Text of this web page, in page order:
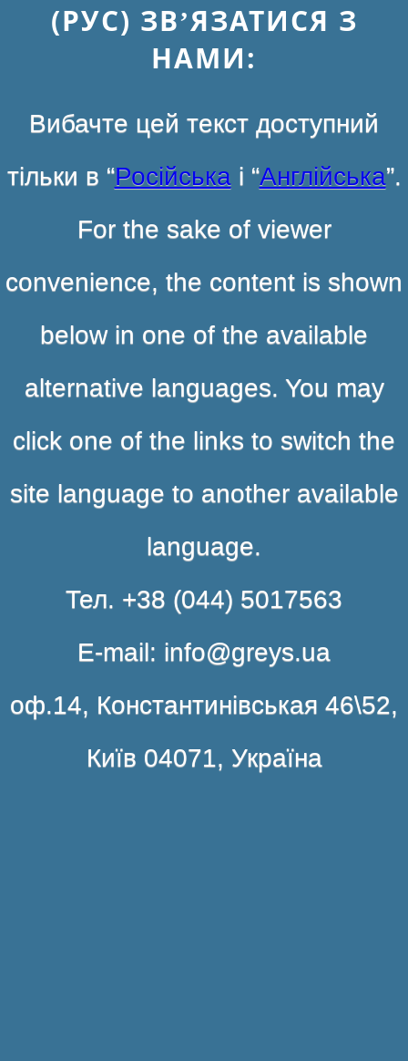
(РУС) ЗВ’ЯЗАТИСЯ З
НАМИ:
Вибачте цей текст доступний
тільки в “Російськаі “Англійська”.
For the sake of viewer
convenience, the content is shown
below in one of the available
alternative languages. You may
click one of the links to switch the
site language to another available
language.
Тел. +38 (044) 5017563
E-mail: info@greys.ua
оф.14, Константинівськая 46\52,
Київ 04071, Україна